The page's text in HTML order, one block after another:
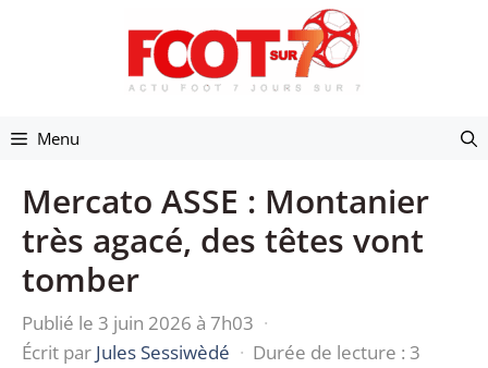
Menu
Mercato ASSE : Montanier
très agacé, des têtes vont
tomber
Publié le 3 juin 2026 à 7h03 ·
Écrit par Jules Sessiwèdé · Durée de lecture : 3